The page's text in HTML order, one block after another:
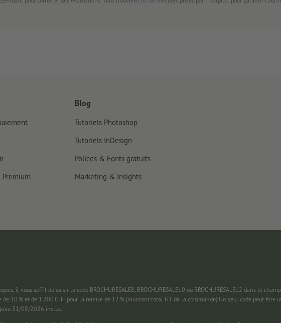
Premium
Blog
Tutoriels Photoshop
Tutoriels InDesign
Polices & Fonts gratuits
Marketing & Insights
il vous suffit de saisir le code BROCHURESALE8, BROCHURESALE10 ou BROCHURESALE12 dans le
de 10 % et de 1 200 CHF pour la remise de 12 % (montant total HT de la commande) Un seul code peut être
31/08/2026 inclus.